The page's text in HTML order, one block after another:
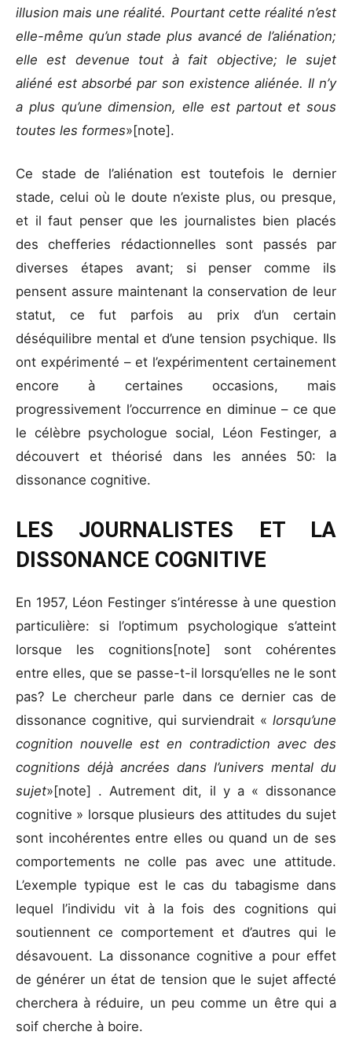
illusion mais une réalité. Pourtant cette réalité n’est
elle-même qu’un stade plus avancé de l’aliénation;
elle est devenue tout à fait objective; le sujet
aliéné est absorbé par son existence aliénée. Il n’y
a plus qu’une dimension, elle est partout et sous
toutes les formes»[note].
Ce stade de l’aliénation est toutefois le dernier
stade, celui où le doute n’existe plus, ou presque,
et il faut penser que les journalistes bien placés
des chefferies rédactionnelles sont passés par
diverses étapes avant; si penser comme ils
pensent assure maintenant la conservation de leur
statut, ce fut parfois au prix d’un certain
déséquilibre mental et d’une tension psychique. Ils
ont expérimenté – et l’expérimentent certainement
encore à certaines occasions, mais
progressivement l’occurrence en diminue – ce que
le célèbre psychologue social, Léon Festinger, a
découvert et théorisé dans les années 50: la
dissonance cognitive.
LES JOURNALISTES ET LA
DISSONANCE COGNITIVE
En 1957, Léon Festinger s’intéresse à une question
particulière: si l’optimum psychologique s’atteint
lorsque les cognitions[note] sont cohérentes
entre elles, que se passe-t-il lorsqu’elles ne le sont
pas? Le chercheur parle dans ce dernier cas de
dissonance cognitive, qui surviendrait « lorsqu’une
cognition nouvelle est en contradiction avec des
cognitions déjà ancrées dans l’univers mental du
sujet»[note] . Autrement dit, il y a « dissonance
cognitive » lorsque plusieurs des attitudes du sujet
sont incohérentes entre elles ou quand un de ses
comportements ne colle pas avec une attitude.
L’exemple typique est le cas du tabagisme dans
lequel l’individu vit à la fois des cognitions qui
soutiennent ce comportement et d’autres qui le
désavouent. La dissonance cognitive a pour effet
de générer un état de tension que le sujet affecté
cherchera à réduire, un peu comme un être qui a
soif cherche à boire.